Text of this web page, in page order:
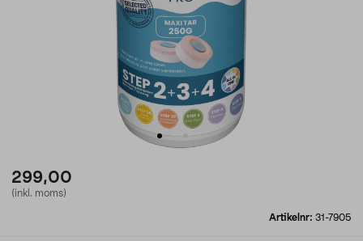
299,00
(inkl. moms)
Artikelnr: 31-7905